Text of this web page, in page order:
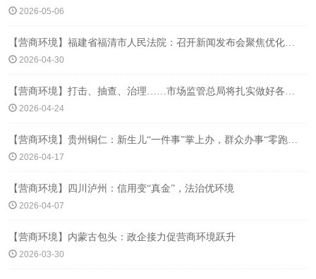
2026-05-06
【营商环境】福建省福清市人民法院：召开新闻发布会聚焦优化法治化营商环境
2026-04-30
【营商环境】打击、抽查、治理……市场监管总局将扎实做好各类农资产品监管执法
2026-04-24
【营商环境】贵州铜仁：新生儿“一件事”掌上办，群众办事“零跑腿”
2026-04-17
【营商环境】四川泸州：信用变“真金”，法治优环境
2026-04-07
【营商环境】内蒙古包头：政企接力促营商环境跃升
2026-03-30